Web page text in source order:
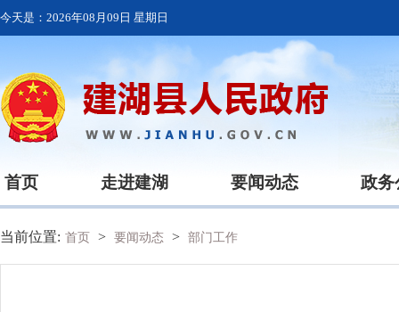
今天是： 2026年08月09日 星期日
首页 走进建湖 要闻动态 政务
当前位置: 首页 > 要闻动态 > 部门工作